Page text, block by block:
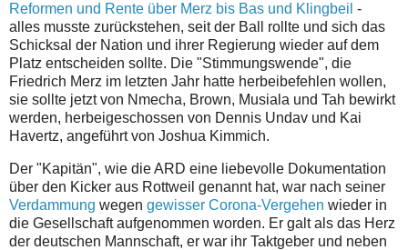
Reformen und Rente über Merz bis Bas und Klingbeil -
alles musste zurückstehen, seit der Ball rollte und sich das
Schicksal der Nation und ihrer Regierung wieder auf dem
Platz entscheiden sollte. Die "Stimmungswende", die
Friedrich Merz im letzten Jahr hatte herbeibefehlen wollen,
sie sollte jetzt von Nmecha, Brown, Musiala und Tah bewirkt
werden, herbeigeschossen von Dennis Undav und Kai
Havertz, angeführt von Joshua Kimmich.
Der "Kapitän", wie die ARD eine liebevolle Dokumentation
über den Kicker aus Rottweil genannt hat, war nach seiner
Verdammung wegen gewisser Corona-Vergehen wieder in
die Gesellschaft aufgenommen worden. Er galt als das Herz
der deutschen Mannschaft, er war ihr Taktgeber und neben